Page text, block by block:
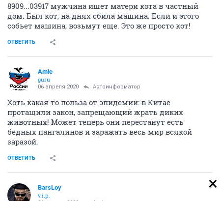
8909...03917 мужчина ишет матери кота в частный
дом. Был кот, на днях сбила машина. Если и этого
собьет машина, возьмут еще. Это же просто кот!
ОТВЕТИТЬ
Amie
guru
06 апреля 2020 Автоинформатор
Хоть какая то польза от эпидемии: в Китае
протащили закон, запрещающий жрать диких
животных! Может теперь они перестанут есть
бедных пангалинов и заражать весь мир всякой
заразой.
ОТВЕТИТЬ
BarsLoy
v.i.p.